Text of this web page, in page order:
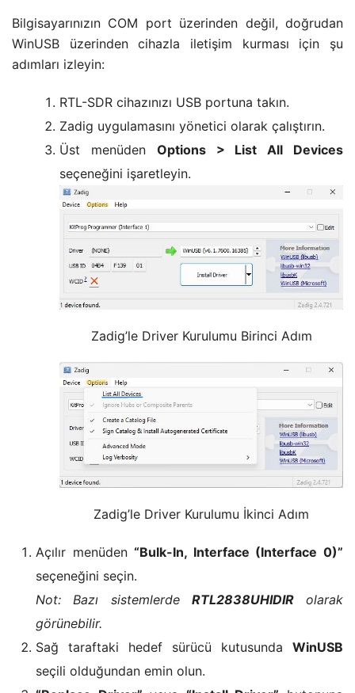
Bilgisayarınızın COM port üzerinden değil, doğrudan
WinUSB üzerinden cihazla iletişim kurması için şu
adımları izleyin:
RTL-SDR cihazınızı USB portuna takın.
Zadig uygulamasını yönetici olarak çalıştırın.
Üst menüden Options > List All Devices
seçeneğini işaretleyin.
Zadig’le Driver Kurulumu Birinci Adım
Zadig’le Driver Kurulumu İkinci Adım
Açılır menüden“Bulk-In, Interface (Interface 0)”
seçeneğini seçin.
Not: Bazı sistemlerde RTL2838UHIDIRolarak
görünebilir.
Sağ taraftaki hedef sürücü kutusunda WinUSB
seçili olduğundan emin olun.